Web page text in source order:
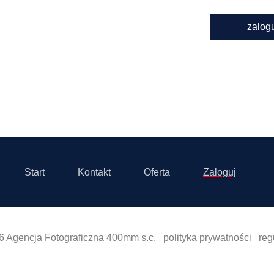
Start Kontakt Oferta Zaloguj
Agencja Fotograficzna 400mm s.c. polityka prywatności